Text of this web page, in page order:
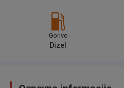
Gorivo
Dizel